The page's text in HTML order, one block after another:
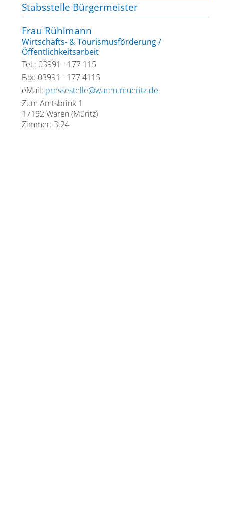
Stabsstelle Bürgermeister
Frau Rühlmann
Wirtschafts- & Tourismusförderung /
Öffentlichkeitsarbeit
Tel.: 03991 - 177 115
Fax: 03991 - 177 4115
eMail: pressestelle@waren-mueritz.de
Zum Amtsbrink 1
17192 Waren (Müritz)
Zimmer: 3.24